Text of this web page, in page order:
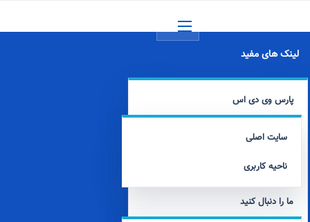
لینک های مفید
پارس وی دی اس
سایت اصلی
ناحیه کاربری
ما را دنبال کنید